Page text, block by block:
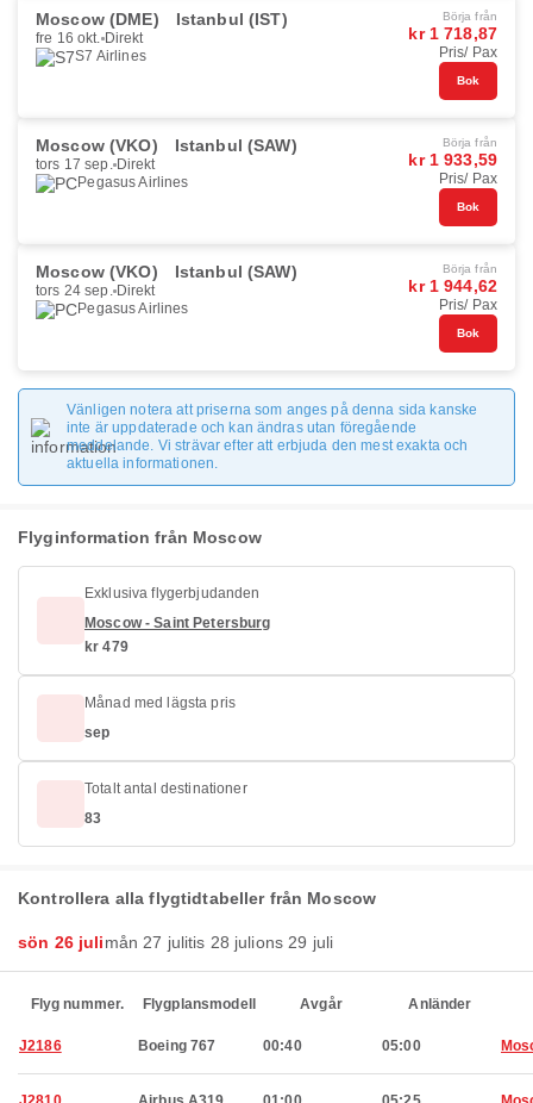
Moscow (DME) Istanbul (IST)
fre 16 okt. Direkt
S7 Airlines
Börja från
kr 1 718,87
Pris/ Pax
Bok
Moscow (VKO) Istanbul (SAW)
tors 17 sep. Direkt
Pegasus Airlines
Börja från
kr 1 933,59
Pris/ Pax
Bok
Moscow (VKO) Istanbul (SAW)
tors 24 sep. Direkt
Pegasus Airlines
Börja från
kr 1 944,62
Pris/ Pax
Bok
Vänligen notera att priserna som anges på denna sida kanske
inte är uppdaterade och kan ändras utan föregående
meddelande. Vi strävar efter att erbjuda den mest exakta och
aktuella informationen.
Flyginformation från Moscow
Exklusiva flygerbjudanden
Moscow - Saint Petersburg
kr 479
Månad med lägsta pris
sep
Totalt antal destinationer
83
Kontrollera alla flygtidtabeller från Moscow
sön 26 julimån 27 julitis 28 julions 29 juli
Flyg nummer. Flygplansmodell Avgår Anländer
J2186 Boeing 767 00:40 05:00